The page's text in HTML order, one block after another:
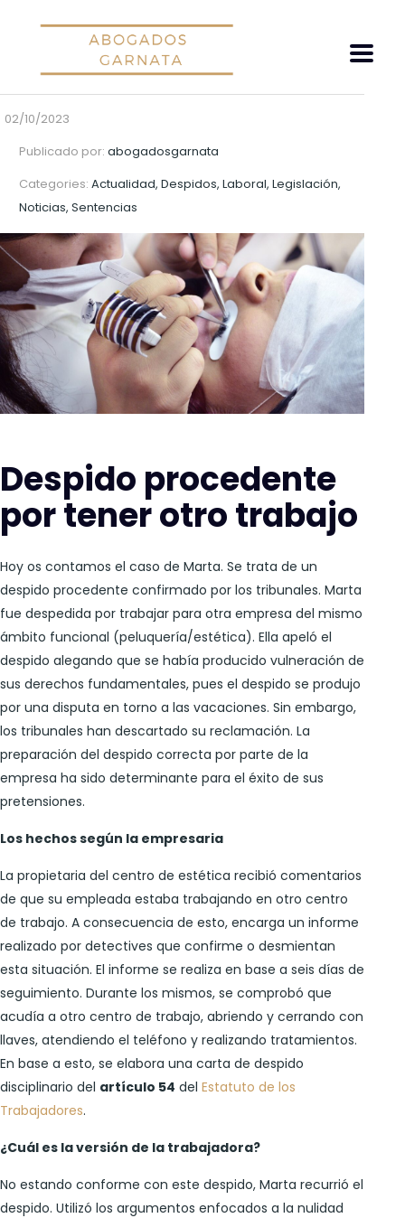
02/10/2023
Publicado por: abogadosgarnata
Categories: Actualidad, Despidos, Laboral, Legislación,
Noticias, Sentencias
Despido procedente
por tener otro trabajo
Hoy os contamos el caso de Marta. Se trata de un
despido procedente confirmado por los tribunales. Marta
fue despedida por trabajar para otra empresa del mismo
ámbito funcional (peluquería/estética). Ella apeló el
despido alegando que se había producido vulneración de
sus derechos fundamentales, pues el despido se produjo
por una disputa en torno a las vacaciones. Sin embargo,
los tribunales han descartado su reclamación. La
preparación del despido correcta por parte de la
empresa ha sido determinante para el éxito de sus
pretensiones.
Los hechos según la empresaria
La propietaria del centro de estética recibió comentarios
de que su empleada estaba trabajando en otro centro
de trabajo. A consecuencia de esto, encarga un informe
realizado por detectives que confirme o desmientan
esta situación. El informe se realiza en base a seis días de
seguimiento. Durante los mismos, se comprobó que
acudía a otro centro de trabajo, abriendo y cerrando con
llaves, atendiendo el teléfono y realizando tratamientos.
En base a esto, se elabora una carta de despido
disciplinario del artículo 54 del Estatuto de los
Trabajadores.
¿Cuál es la versión de la trabajadora?
No estando conforme con este despido, Marta recurrió el
despido. Utilizó los argumentos enfocados a la nulidad